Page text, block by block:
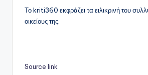
Το kriti360 εκφράζει τα ειλικρινή του
οικείους της.
Source link